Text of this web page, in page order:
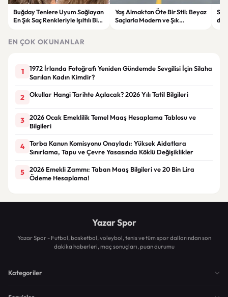
Buğday Tenlere Uyum Sağlayan
En Şık Saç Renkleriyle Işıltılı Bir
Yaş Almaktan Öte Bir Stil: Beyaz
Saçlarla Modern ve Şık
EN ÇOK OKUNANLAR
1
1972 İrlanda Fotoğrafı Yeniden Gündemde Sevgilisi İçin Silaha
Sarılan Kadın Kimdir?
2 Okullar Hangi Tarihte Açılacak? 2026 Yılı Tatil Bilgileri
3
2026 Ocak Emeklilik Temel Maaş Hesaplama Tablosu ve
Bilgileri
4
Torba Kanun Komisyonu Onayladı: Yüksek Aidatlara
Sınırlama, Tapu ve Çevre Yasasında Köklü Değişiklikler
5
2026 Emekli Zammı: Taban Maaş Bilgileri ve 20 Bin Lira
Ödeme Hesaplama!
Yazar Spor
Yazar Spor - Futbol, basketbol, voleybol, tenis ve tüm spor dallarından son
dakika haberleri, maç sonuçları, puan durumu
Kategoriler